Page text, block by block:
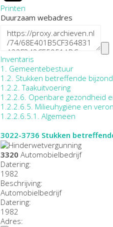
Printen
Duurzaam webadres
Inventaris
1. Gemeentebestuur
1.2. Stukken betreffende
1.2.2. Taakuitvoering
1.2.2.6. Openbare gezondheid
1.2.2.6.5. Milieuhygiëne en
1.2.2.6.5.1. Algemeen
3022-3736 Stukken
3320 Automobielbedrijf
Datering:
1982
Beschrijving:
Automobielbedrijf
Datering:
1982
Adres: